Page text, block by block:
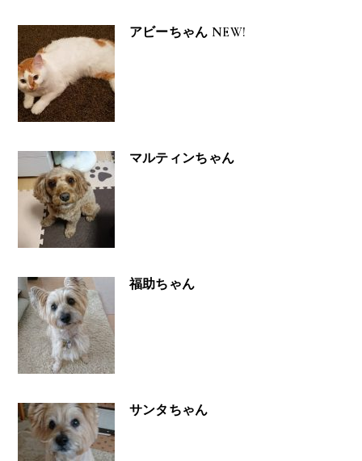
アビーちゃん NEW!
マルティンちゃん
福助ちゃん
サンタちゃん